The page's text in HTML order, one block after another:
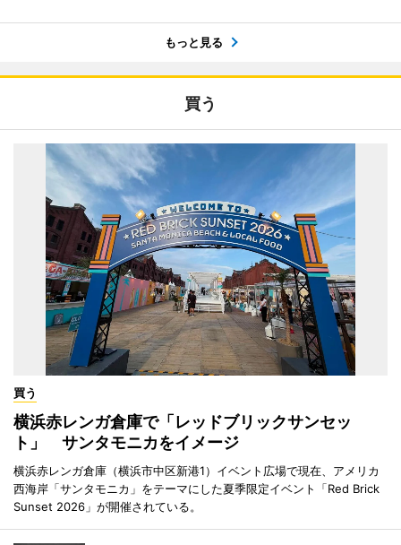
もっと見る
買う
買う
横浜赤レンガ倉庫で「レッドブリックサンセッ
ト」 サンタモニカをイメージ
横浜赤レンガ倉庫（横浜市中区新港1）イベント広場で現在、アメリカ
西海岸「サンタモニカ」をテーマにした夏季限定イベント「Red Brick
Sunset 2026」が開催されている。